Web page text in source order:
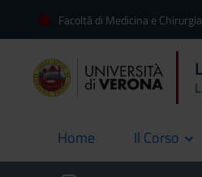
Facoltà di Medicina e Chirurgia
Home
current Il Corso